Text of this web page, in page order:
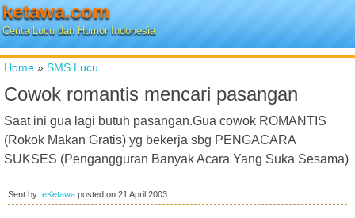
ketawa.com
Cerita Lucu dan Humor Indonesia
Home » SMS Lucu
Cowok romantis mencari pasangan
Saat ini gua lagi butuh pasangan.Gua cowok ROMANTIS
(Rokok Makan Gratis) yg bekerja sbg PENGACARA
SUKSES (Pengangguran Banyak Acara Yang Suka Sesama)
Sent by: eKetawa posted on 21 April 2003